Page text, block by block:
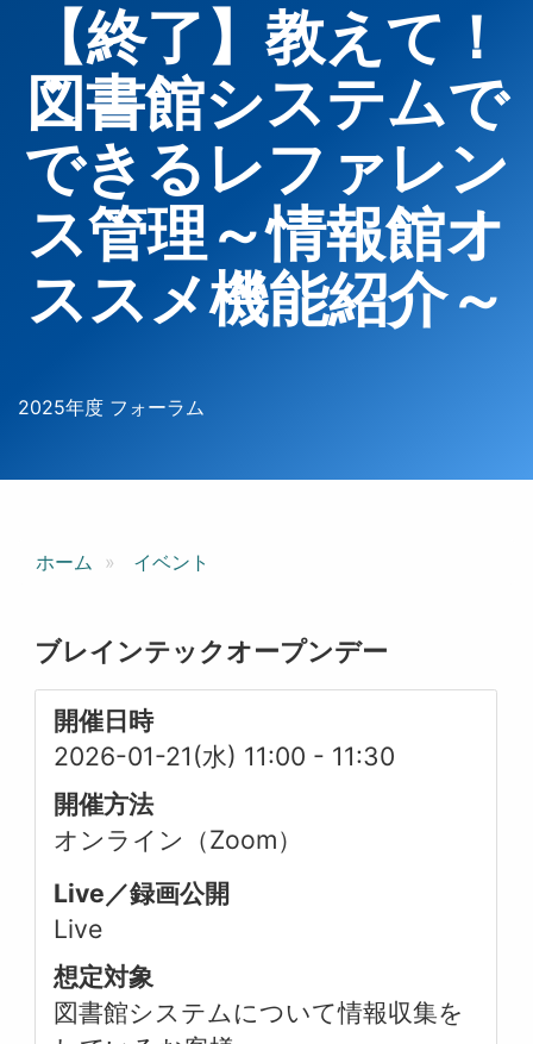
【終了】教えて！
図書館システムで
できるレファレン
ス管理～情報館オ
ススメ機能紹介～
2025年度 フォーラム
ホーム イベント
ブレインテックオープンデー
開催日時
2026-01-21(水) 11:00 - 11:30
開催方法
オンライン（Zoom）
Live／録画公開
Live
想定対象
図書館システムについて情報収集を